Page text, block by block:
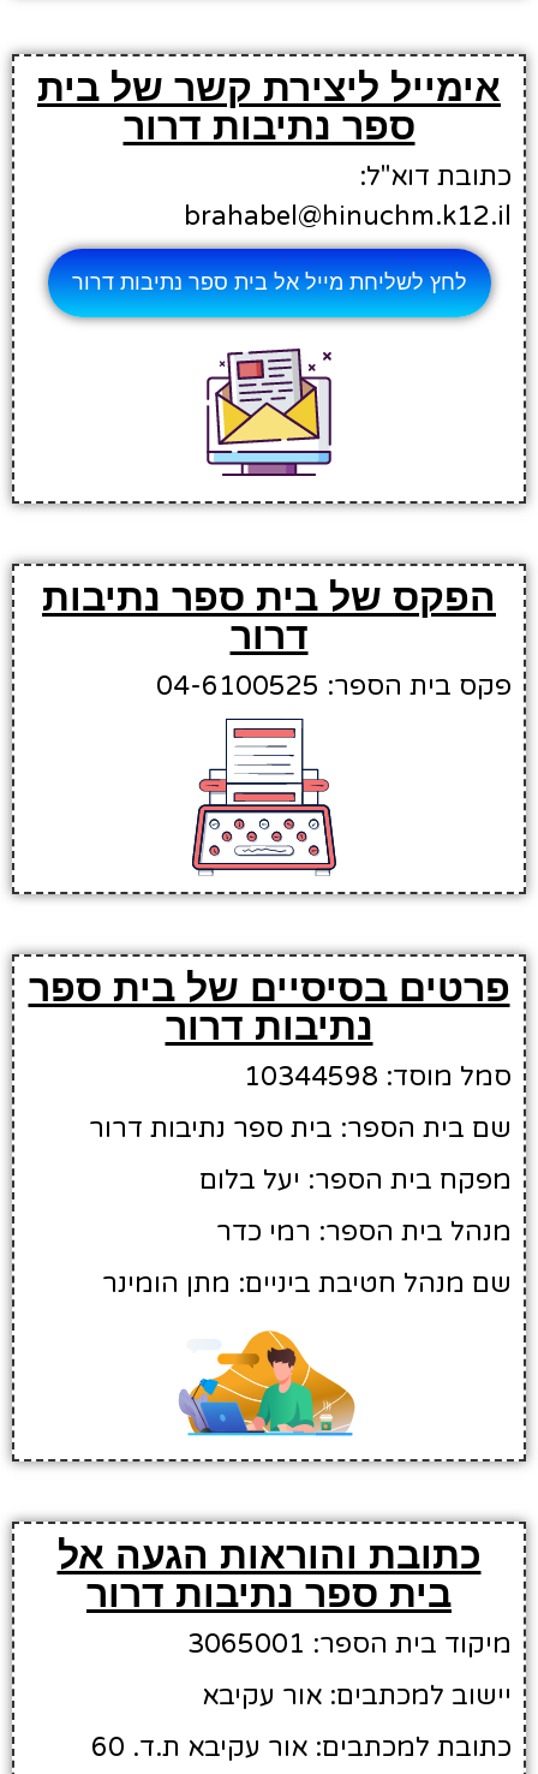
אימייל ליצירת קשר של בית
ספר נתיבות דרור
כתובת דוא"ל:
brahabel@hinuchm.k12.il
לחץ לשליחת מייל אל בית ספר נתיבות דרור
הפקס של בית ספר נתיבות
דרור
פקס בית הספר: 04-6100525
פרטים בסיסיים של בית ספר
נתיבות דרור
סמל מוסד: 10344598
שם בית הספר: בית ספר נתיבות דרור
מפקח בית הספר: יעל בלום
מנהל בית הספר: רמי כדר
שם מנהל חטיבת ביניים: מתן הומינר
כתובת והוראות הגעה אל
בית ספר נתיבות דרור
מיקוד בית הספר: 3065001
יישוב למכתבים: אור עקיבא
כתובת למכתבים: אור עקיבא ת.ד. 60